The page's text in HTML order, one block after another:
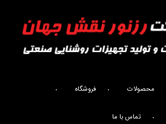
محصولات فروشگاه
تماس با ما